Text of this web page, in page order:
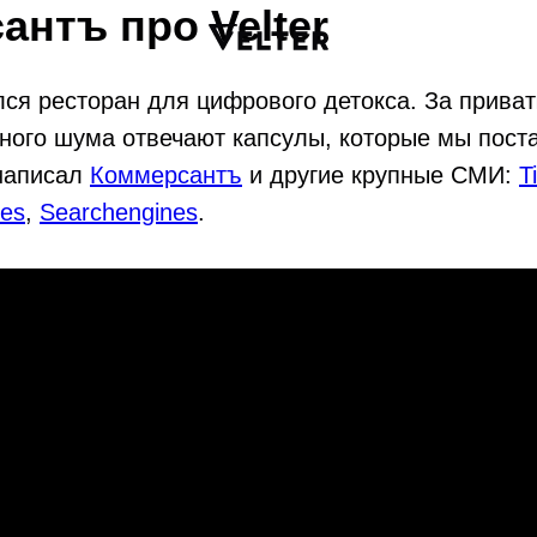
Наша история
про Velter
ресторан для цифрового детокса. За
шума отвечают капсулы, которые мы
Коммерсантъ и другие крупные СМИ:
, Searchengines.